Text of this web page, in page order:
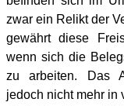
zwar ein Relikt der
gewährt diese
wenn sich die
zu arbeiten. Das
jedoch nicht mehr in